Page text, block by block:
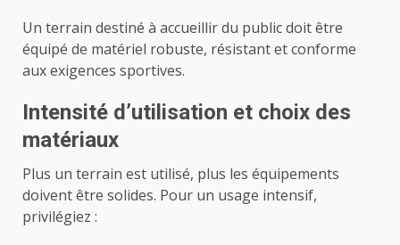
Un terrain destiné à accueillir du public doit être
équipé de matériel robuste, résistant et conforme
aux exigences sportives.
Intensité d’utilisation et choix des
matériaux
Plus un terrain est utilisé, plus les équipements
doivent être solides. Pour un usage intensif,
privilégiez :